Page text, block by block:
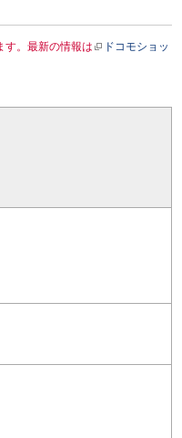
す。最新の情報は
ドコモショッ